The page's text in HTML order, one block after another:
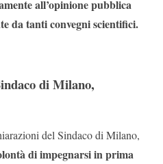
all’opinione pubblica
da tanti convegni scientifici.
di Milano,
del Sindaco di Milano,
di impegnarsi in prima